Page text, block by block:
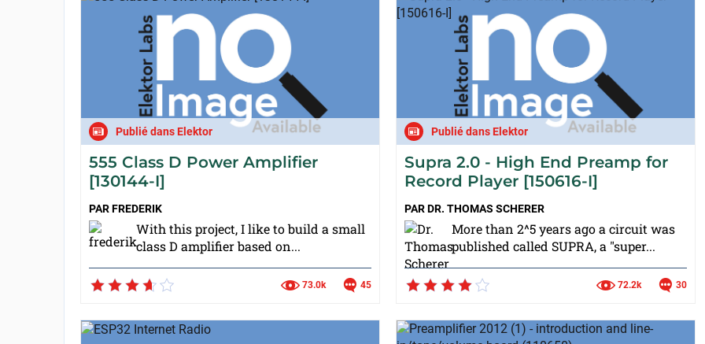
Publié dans Elektor
555 Class D Power Amplifier
[130144-I]
PARFREDERIK
With this project, I like to build a small
class D amplifier based on...
73.0k 45
Publié dans Elektor
Supra 2.0 - High End Preamp for
Record Player [150616-I]
PARDR. THOMAS SCHERER
More than 2^5 years ago a circuit was
published called SUPRA, a "super...
72.2k 30